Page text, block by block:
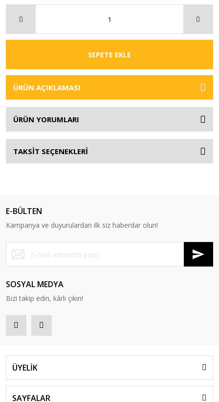
SEPETE EKLE
ÜRÜN AÇIKLAMASI
ÜRÜN YORUMLARI
TAKSİT SEÇENEKLERİ
E-BÜLTEN
Kampanya ve duyurulardan ilk siz haberdar olun!
SOSYAL MEDYA
Bizi takip edin, kârlı çıkın!
ÜYELİK
SAYFALAR